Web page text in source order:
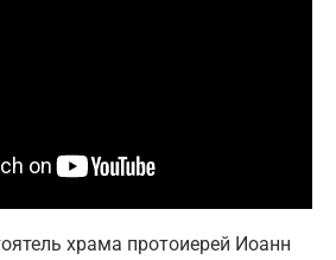
храма протоиерей Иоанн